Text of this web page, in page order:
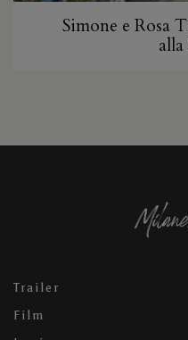
Simone e Rosa
Trailer
Film